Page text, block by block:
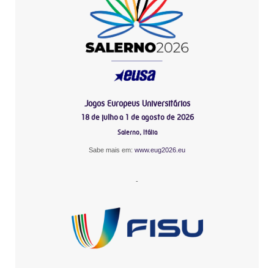
Jogos Europeus Universitários
18 de julho a 1 de agosto de 2026
Salerno, Itália
Sabe mais em: www.eug2026.eu
-